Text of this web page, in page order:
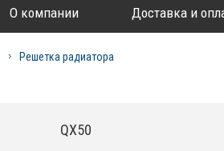
О компании Доставка и
Решетка радиатора
QX50